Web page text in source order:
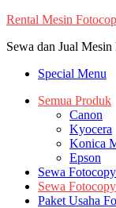
Skip
content
Rental Mesin
Sewa dan Jual
Special Menu
Semua Produk
Canon
Kyocera
Konica
Epson
Sewa
Sewa
Paket Usaha